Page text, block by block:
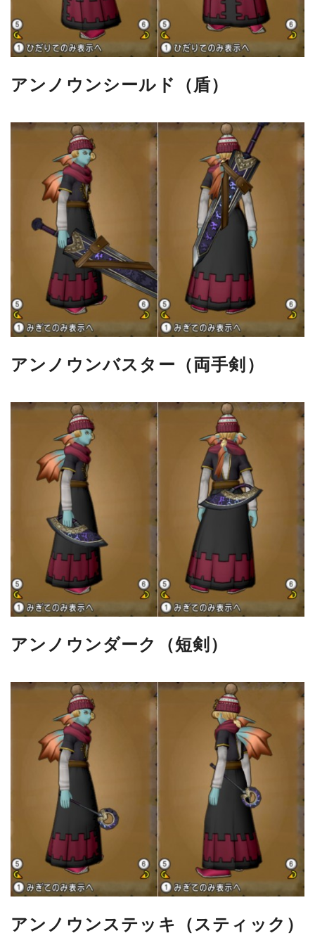
アンノウンシールド（盾）
アンノウンバスター（両手剣）
アンノウンダーク（短剣）
アンノウンステッキ（スティック）